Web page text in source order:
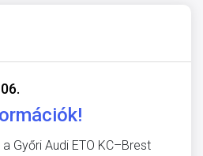
Győri Audi ETO KC–Brest